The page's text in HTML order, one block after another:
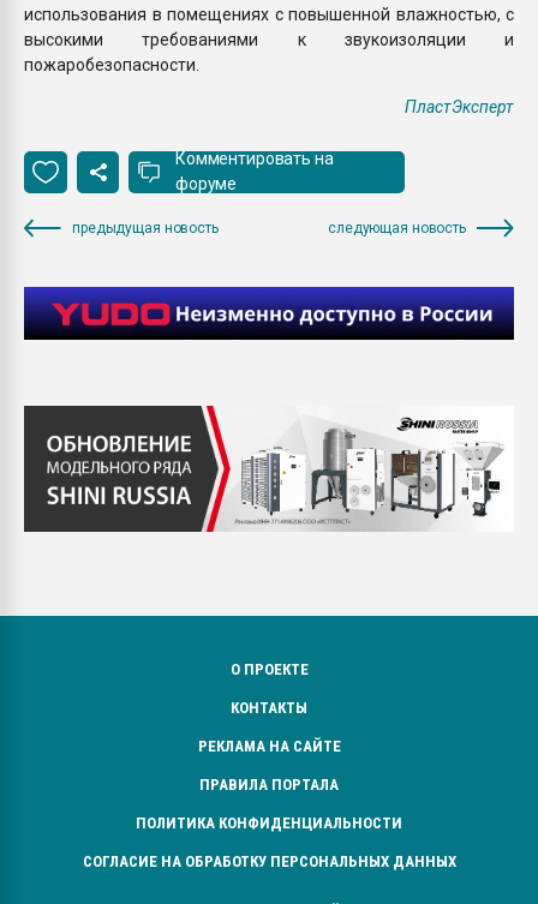
использования в помещениях с повышенной влажностью, с
высокими требованиями к звукоизоляции и
пожаробезопасности.
ПластЭксперт
Комментировать на
форуме
предыдущая новость следующая новость
О ПРОЕКТЕ
КОНТАКТЫ
РЕКЛАМА НА САЙТЕ
ПРАВИЛА ПОРТАЛА
ПОЛИТИКА КОНФИДЕНЦИАЛЬНОСТИ
СОГЛАСИЕ НА ОБРАБОТКУ ПЕРСОНАЛЬНЫХ ДАННЫХ